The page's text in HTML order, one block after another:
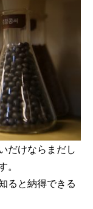
だけならまだし
。
ると納得できる